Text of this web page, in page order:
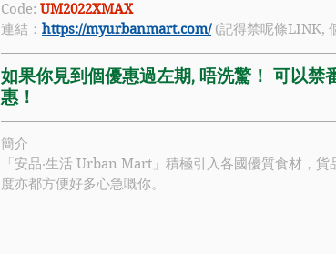
Code: UM2022XMAX
連結： https://myurbanmart.com/ (記得禁呢條LINK,
如果你見到個優惠過左期, 唔洗驚！ 可以
惠！
簡介
「安品‧生活 Urban Mart 」積極引入各國優質食材，
度亦都方便好多心急嘅你。